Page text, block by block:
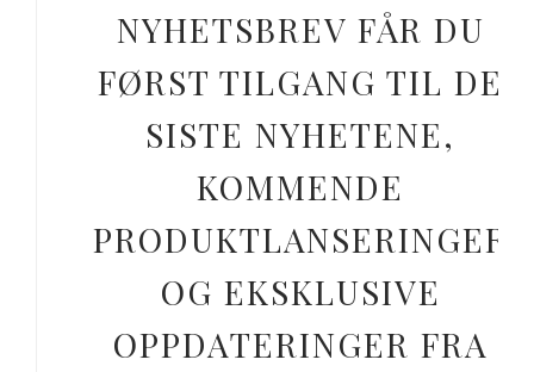
NYHETSBREV FÅR DU
FØRST TILGANG TIL DE
SISTE NYHETENE,
KOMMENDE
PRODUKTLANSERINGER
OG EKSKLUSIVE
OPPDATERINGER FRA